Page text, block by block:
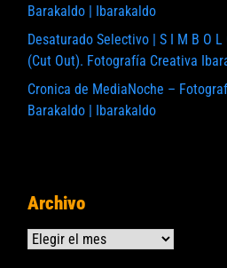
Barakaldo | Ibarakaldo
Desaturado Selectivo | S I M B O
(Cut Out). Fotografía Creativa
Cronica de MediaNoche –
Barakaldo | Ibarakaldo
Archivo
Archivos